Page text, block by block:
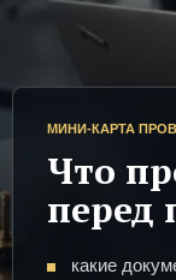
МИНИ-КАРТА
Что
перед
какие